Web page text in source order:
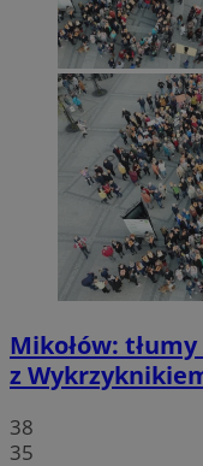
Mikołów:
z
38
35